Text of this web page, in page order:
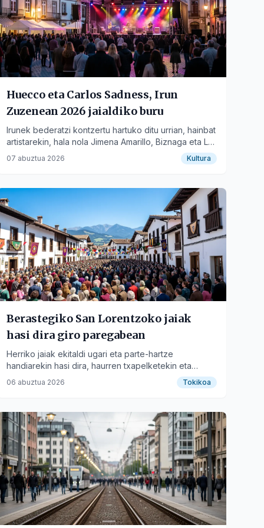
Huecco eta Carlos Sadness, Irun
Zuzenean 2026 jaialdiko buru
Irunek bederatzi kontzertu hartuko ditu urrian, hainbat
artistarekin, hala nola Jimena Amarillo, Biznaga eta La
Habitación Roja.
07 abuztua 2026 Kultura
Berastegiko San Lorentzoko jaiak
hasi dira giro paregabean
Herriko jaiak ekitaldi ugari eta parte-hartze
handiarekin hasi dira, haurren txapelketekin eta
erraldoien dantzekin.
06 abuztua 2026 Tokikoa